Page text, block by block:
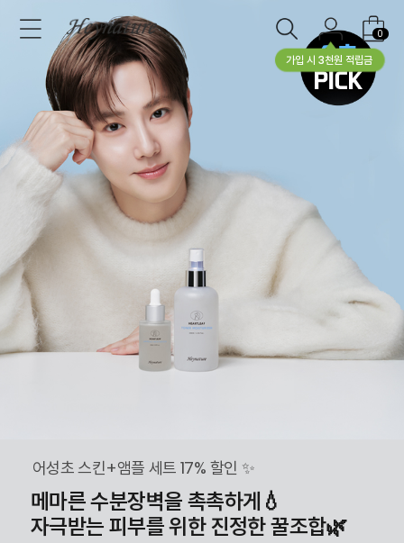
가입 시 3천원 적립금
0
어성초 스킨+앰플 세트 17% 할인 ✨
메마른 수분장벽을 촉촉하게💧
자극받는 피부를 위한 진정한 꿀조합🌿